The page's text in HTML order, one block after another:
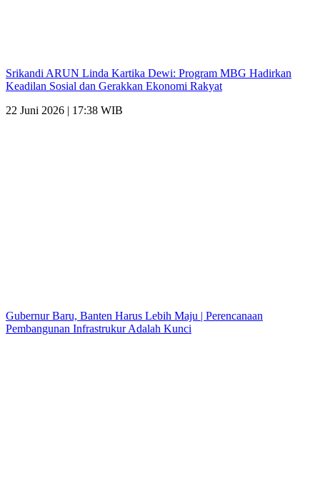
Srikandi ARUN Linda Kartika Dewi: Program MBG Hadirkan
Keadilan Sosial dan Gerakkan Ekonomi Rakyat
22 Juni 2026 | 17:38 WIB
Gubernur Baru, Banten Harus Lebih Maju | Perencanaan
Pembangunan Infrastrukur Adalah Kunci